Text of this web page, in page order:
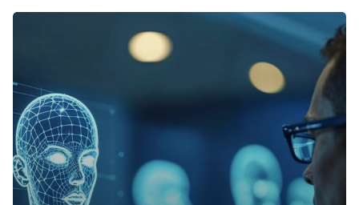
Системная работа с детьми сотрудников
как инструмент повышения лояльности
Сегодня хочу вам рассказать про наш HR-
проект «Системная работа с детьми
сотрудников как инструмент повышения
лояльности и вовлеченности».